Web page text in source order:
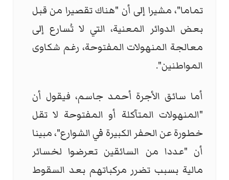
تماما"، مشيرا إلى أن "هناك تقصيرا من قبل
بعض الدوائر المعنية، التي لا تُسارع إلى
معالجة المنهولات المفتوحة، رغم شكاوى
المواطنين".
أما سائق الأجرة أحمد جاسم، فيقول أن
"المنهولات المتآكلة أو المفتوحة لا تقل
خطورة عن الحفر الكبيرة في الشوارع"، مبينا
أن "عددا من السائقين تعرضوا لخسائر
مالية بسبب تضرر مركباتهم بعد السقوط